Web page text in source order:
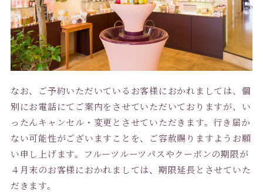
なお、ご予約いただいているお客様におかれましては、個
別にお電話にてご案内をさせていただいておりますが、い
ったんキャンセル・変更とさせていただきます。行き届か
ない可能性がございますことを、ご容赦賜りますようお願
い申し上げます。フルーツルーツパスやクーポンの期限が
４月末のお客様におかれましては、期限延長とさせていた
だきます。